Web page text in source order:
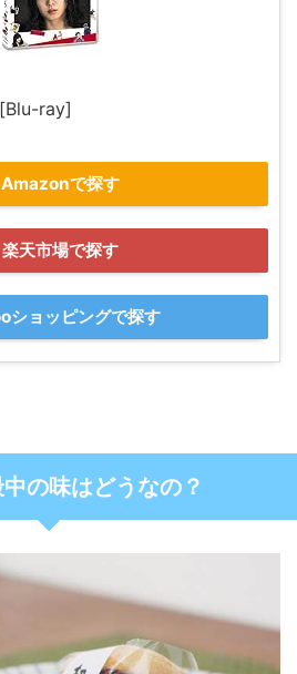
ray]
Amazonで探す
楽天市場で探す
ショッピングで探す
の味はどうなの？